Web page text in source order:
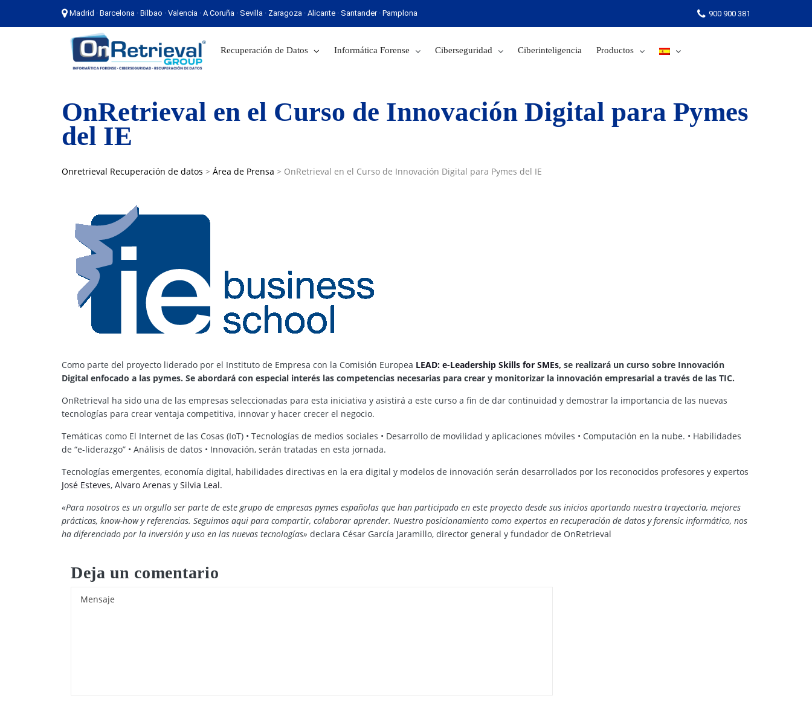
Madrid · Barcelona · Bilbao · Valencia · A Coruña · Sevilla · Zaragoza · Alicante · Santander · Pamplona 900 900 381
Recuperación de Datos Informática Forense Ciberseguridad Ciberinteligencia Productos
Madrid · Barcelona · Bilbao · Valencia · A Coruña · Sevilla · Zaragoza · Alicante · Santander · Pamplona
OnRetrieval en el Curso de Innovación Digital para Pymes
del IE
Onretrieval Recuperación de datos > Área de Prensa > OnRetrieval en el Curso de Innovación Digital para Pymes del IE
Como parte del proyecto liderado por el Instituto de Empresa con la Comisión Europea LEAD: e-Leadership Skills for SMEs, se realizará un curso sobre Innovación
Digital enfocado a las pymes. Se abordará con especial interés las competencias necesarias para crear y monitorizar la innovación empresarial a través de las TIC.
OnRetrieval ha sido una de las empresas seleccionadas para esta iniciativa y asistirá a este curso a fin de dar continuidad y demostrar la importancia de las nuevas
tecnologías para crear ventaja competitiva, innovar y hacer crecer el negocio.
Temáticas como El Internet de las Cosas (IoT) • Tecnologías de medios sociales • Desarrollo de movilidad y aplicaciones móviles • Computación en la nube. • Habilidades
de “e-liderazgo” • Análisis de datos • Innovación, serán tratadas en esta jornada.
Tecnologías emergentes, economía digital, habilidades directivas en la era digital y modelos de innovación serán desarrollados por los reconocidos profesores y expertos
José Esteves, Alvaro Arenas y Silvia Leal.
«Para nosotros es un orgullo ser parte de este grupo de empresas pymes españolas que han participado en este proyecto desde sus inicios aportando nuestra trayectoria, mejores
prácticas, know-how y referencias. Seguimos aqui para compartir, colaborar aprender. Nuestro posicionamiento como expertos en recuperación de datos y forensic informático, nos
ha diferenciado por la inversión y uso en las nuevas tecnologías» declara César García Jaramillo, director general y fundador de OnRetrieval
Deja un comentario